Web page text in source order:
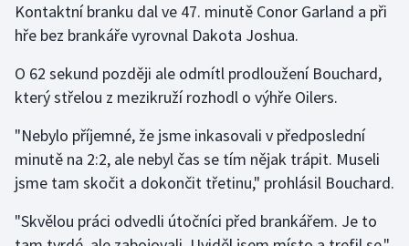
Volejbal
Ostatní
Kontaktní branku dal ve 47. minutě Conor Garland a při
hře bez brankáře vyrovnal Dakota Joshua.
O 62 sekund později ale odmítl prodloužení Bouchard,
který střelou z mezikruží rozhodl o výhře Oilers.
"Nebylo příjemné, že jsme inkasovali v předposlední
minutě na 2:2, ale nebyl čas se tím nějak trápit. Museli
jsme tam skočit a dokončit třetinu," prohlásil Bouchard.
"Skvělou práci odvedli útočníci před brankářem. Je to